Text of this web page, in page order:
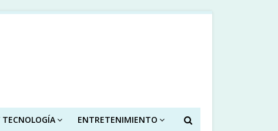
TECNOLOGÍA ENTRETENIMIENTO